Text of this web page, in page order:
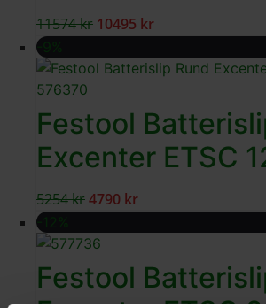
11574kr 10495 kr
-9%
Festool
Excenter ETSC
5254kr4790 kr
-12%
Festool